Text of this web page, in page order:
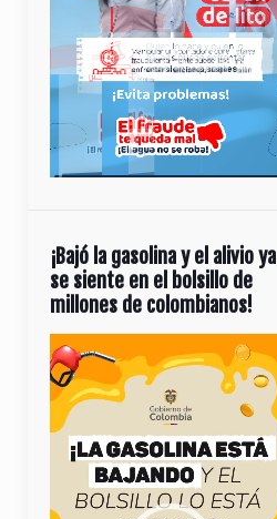
¡Bajó la gasolina y el alivio ya
se siente en el bolsillo de
millones de colombianos!
Reproductor
de
vídeo